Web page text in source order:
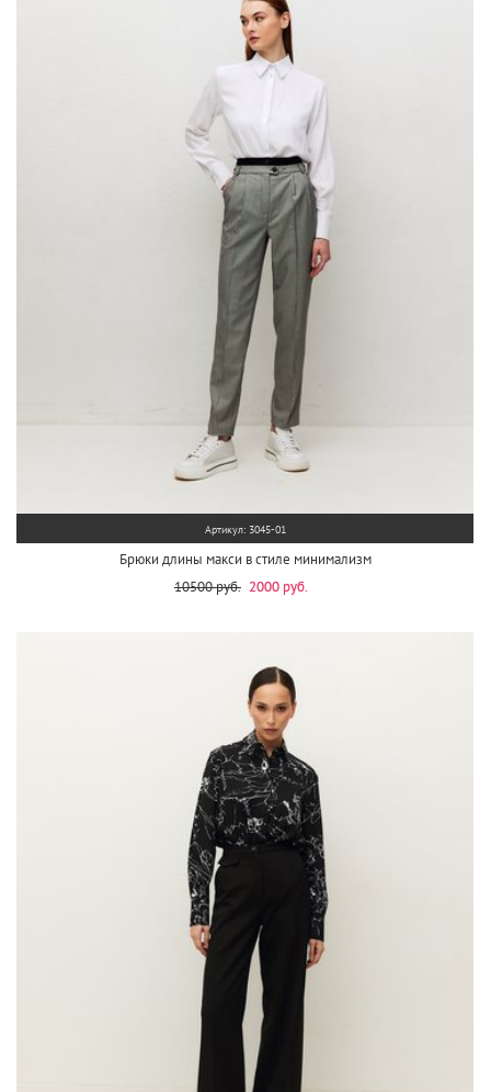
Артикул: 3045-01
Брюки длины макси в стиле минимализм
10500 руб. 2000 руб.